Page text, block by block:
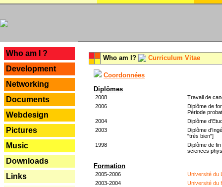
Who am I ?
Development
Networking
Documents
Webdesign
Pictures
Music
Downloads
Links
Who am I? Curriculum Vitae
Coordonnées
Diplômes
2008
Travail de
2006
Diplôme de
Période
2004
Diplôme
2003
Diplôme
"très bien"]
1998
Diplôme de
sciences
Formation
2005-2006
Université du
2003-2004
Université du